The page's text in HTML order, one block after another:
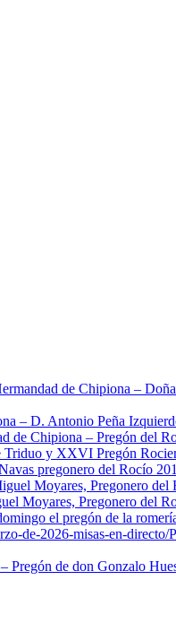
de Chipiona –
– D. Antonio Peña
de Chipiona – Pregón del
Triduo y XXVI Pregón
pregonero del Rocío
Moyares, Pregonero del
Moyares, Pregonero del
el pregón de la
de-2026-misas-en-directo/
Pregón de don Gonzalo